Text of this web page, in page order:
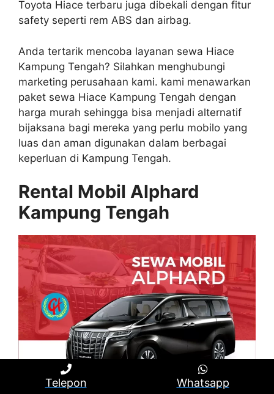
Toyota Hiace terbaru juga dibekali dengan fitur
safety seperti rem ABS dan airbag.
Anda tertarik mencoba layanan sewa Hiace
Kampung Tengah? Silahkan menghubungi
marketing perusahaan kami. kami menawarkan
paket sewa Hiace Kampung Tengah dengan
harga murah sehingga bisa menjadi alternatif
bijaksana bagi mereka yang perlu mobilo yang
luas dan aman digunakan dalam berbagai
keperluan di Kampung Tengah.
Rental Mobil Alphard
Kampung Tengah
Telepon Whatsapp